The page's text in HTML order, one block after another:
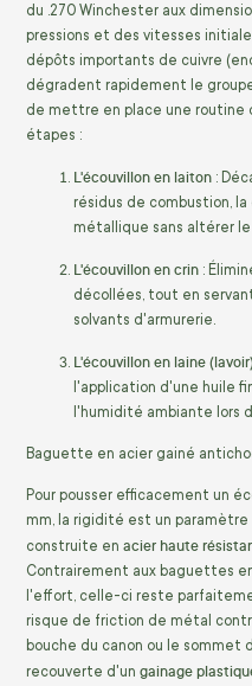
du .270 Winchester aux
pressions et des vitesses
dépôts importants de cuivre
dégradent rapidement le
de mettre en place une
étapes :
L'écouvillon en laiton :
résidus de combustion,
métallique sans altérer
L'écouvillon en crin :
décollées, tout en
solvants d'armurerie.
L'écouvillon en laine (lavoir)
l'application d'une huile
l'humidité ambiante lors
Baguette en acier gainé
Pour pousser efficacement un
mm, la rigidité est un
construite en acier haute
Contrairement aux baguettes
l'effort, celle-ci reste
risque de friction de métal
bouche du canon ou le sommet
recouverte d'un gainage